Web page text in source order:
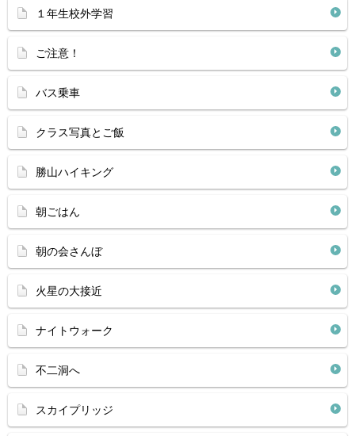
１年生校外学習
ご注意！
バス乗車
クラス写真とご飯
勝山ハイキング
朝ごはん
朝の会さんぼ
火星の大接近
ナイトウォーク
不二洞へ
スカイプリッジ